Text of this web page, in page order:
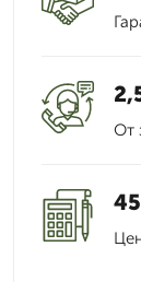
От